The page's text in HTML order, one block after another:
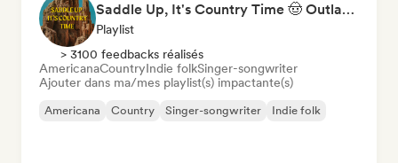
Saddle Up, It's Country Time 🤠 Outlaw Country, Americana & Country Rock
Playlist
> 3100 feedbacks réalisés
AmericanaCountryIndie folkSinger-songwriter
Ajouter dans ma/mes playlist(s) impactante(s)
Americana Country Singer-songwriter Indie folk